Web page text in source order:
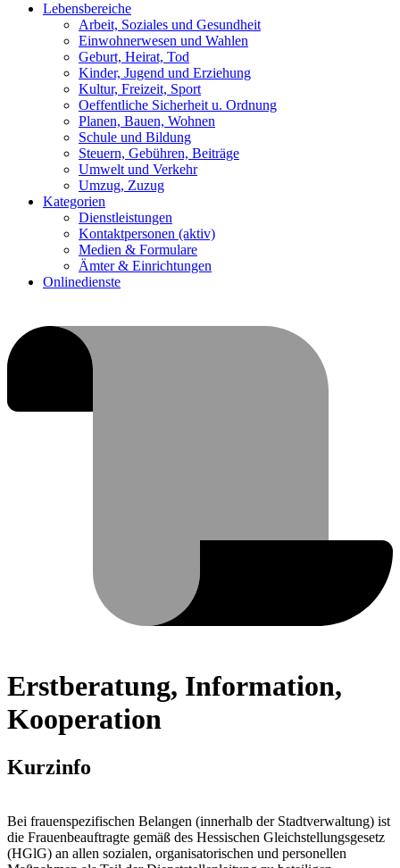
Lebensbereiche
Arbeit, Soziales und Gesundheit
Einwohnerwesen und Wahlen
Geburt, Heirat, Tod
Kinder, Jugend und Erziehung
Kultur, Freizeit, Sport
Oeffentliche Sicherheit u. Ordnung
Planen, Bauen, Wohnen
Schule und Bildung
Steuern, Gebühren, Beiträge
Umwelt und Verkehr
Umzug, Zuzug
Kategorien
Dienstleistungen
Kontaktpersonen (aktiv)
Medien & Formulare
Ämter & Einrichtungen
Onlinedienste
Erstberatung, Information,
Kooperation
Kurzinfo
Bei frauenspezifischen Belangen (innerhalb der Stadtverwaltung) ist
die Frauenbeauftragte gemäß des Hessischen Gleichstellungsgesetz
(HGlG) an allen sozialen, organisatorischen und personellen